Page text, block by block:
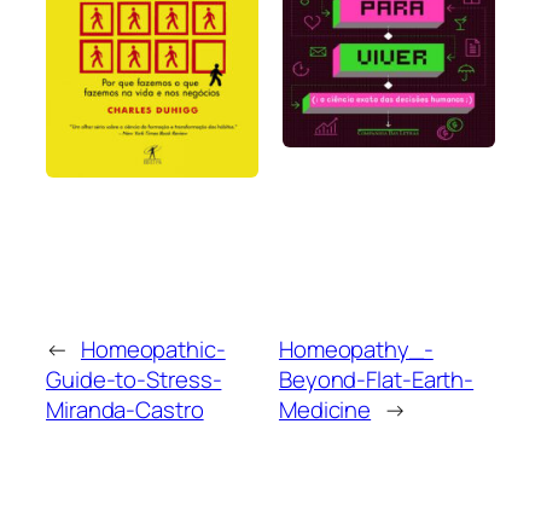
← Homeopathic-
Guide-to-Stress-
Miranda-Castro
Homeopathy_-
Beyond-Flat-Earth-
Medicine →